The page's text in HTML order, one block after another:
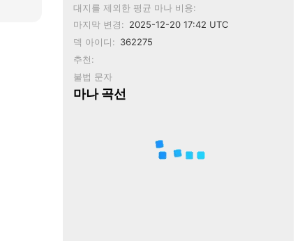
대지를 제외한 평균 마나 비용:
마지막 변경: 2025-12-20 17:42 UTC
덱 아이디: 362275
추천:
불법 문자
마나 곡선